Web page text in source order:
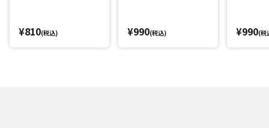
¥810(税込) ¥990(税込) ¥990(税